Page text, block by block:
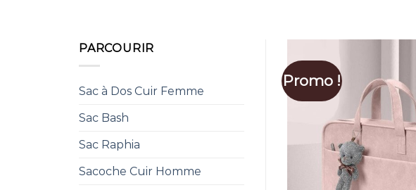
PARCOURIR
Sac à Dos Cuir Femme
Sac Bash
Sac Raphia
Sacoche Cuir Homme
Promo !